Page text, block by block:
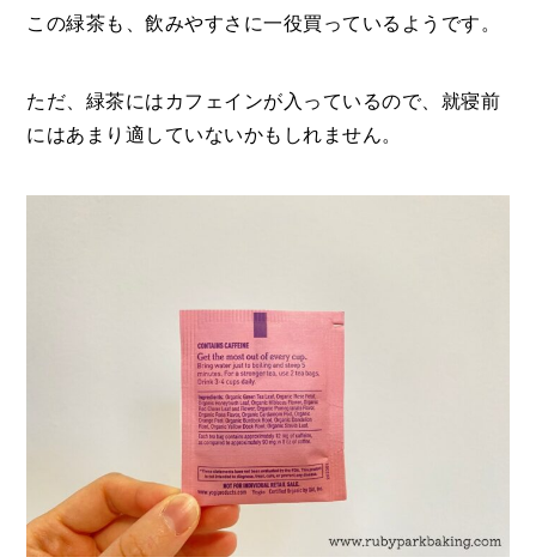
この緑茶も、飲みやすさに一役買っているようです。
ただ、緑茶にはカフェインが入っているので、就寝前
にはあまり適していないかもしれません。